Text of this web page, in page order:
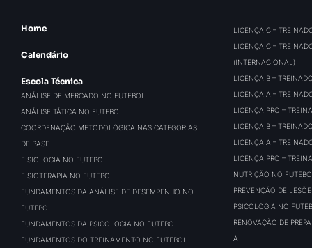
Home
Calendário
Escola Técnica
ANÁLISE DE MERCADO NO FUTEBOL
ANÁLISE TÁTICA NO FUTEBOL
COORDENAÇÃO METODOLÓGICA NAS CATEGORIAS
DE BASE
FISIOLOGIA NO FUTEBOL
FISIOTERAPIA NO FUTEBOL
FUNDAMENTOS DA ANÁLISE DE DESEMPENHO NO
FUTEBOL
FUNDAMENTOS DA PSICOLOGIA NO FUTEBOL
FUNDAMENTOS DO TREINAMENTO NO FUTEBOL
LICENÇA C –
LICENÇA C –
(INTERNACIONAL)
LICENÇA B –
LICENÇA A –
LICENÇA PRO –
LICENÇA B –
LICENÇA A –
LICENÇA PRO –
NUTRIÇÃO NO
PREVENÇÃO DE
PSICOLOGIA NO
RENOVAÇÃO DE
A